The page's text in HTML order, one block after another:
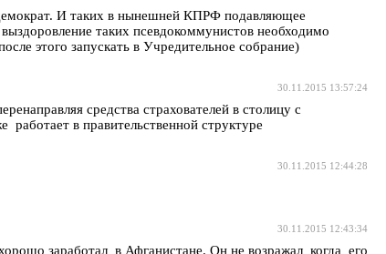
И таких в нынешней КПРФ подавляющее
таких псевдокоммунистов необходимо
этого запускать в Учредительное собрание)
30.11.2015 13:57:24
средства страхователей в столицу с
в правительственной структуре
30.11.2015 12:44:28
30.11.2015 12:43:34
заработал в Афганистане. Он не возражал когда его